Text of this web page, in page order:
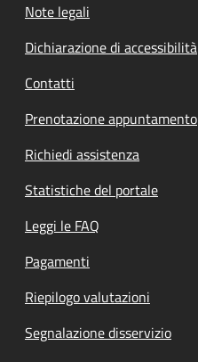
Note legali
Dichiarazione di accessibilità
Contatti
Prenotazione appuntamento
Richiedi assistenza
Statistiche del portale
Leggi le FAQ
Pagamenti
Riepilogo valutazioni
Segnalazione disservizio